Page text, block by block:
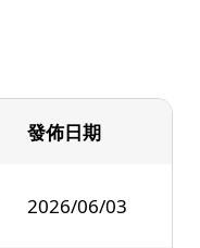
發佈日期
2026/06/03